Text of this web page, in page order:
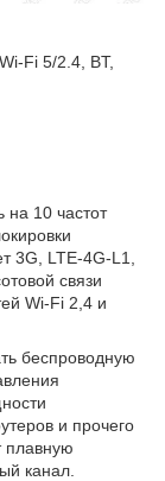
Fi 5/2.4, BT,
на 10 частот
3G, LTE-4G-L1,
связи
Wi-Fi 2,4 и
беспроводную
и прочего
плавную
канал.